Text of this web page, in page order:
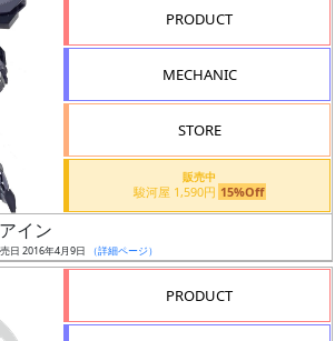
PRODUCT
MECHANIC
STORE
販売中
駿河屋 1,590円 15%Off
イン
日 2016年4月9日 （詳細ページ）
PRODUCT